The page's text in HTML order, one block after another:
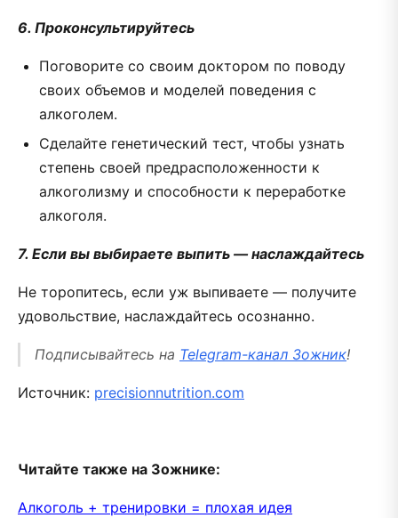
6. Проконсультируйтесь
Поговорите со своим доктором по поводу
своих объемов и моделей поведения с
алкоголем.
Сделайте генетический тест, чтобы узнать
степень своей предрасположенности к
алкоголизму и способности к переработке
алкоголя.
7. Если вы выбираете выпить — наслаждайтесь
Не торопитесь, если уж выпиваете — получите
удовольствие, наслаждайтесь осознанно.
Подписывайтесь на Telegram-канал Зожник!
Источник: precisionnutrition.com
Читайте также на Зожнике:
Алкоголь + тренировки = плохая идея